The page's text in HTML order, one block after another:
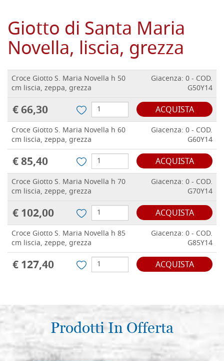
Giotto di Santa Maria
Novella, liscia, grezza
Croce Giotto S. Maria Novella h 50
cm liscia, zeppa, grezza
Giacenza: 0 - COD.
G50Y14
€ 66,30 ACQUISTA
Croce Giotto S. Maria Novella h 60
cm liscia, zeppa, grezza
Giacenza: 0 - COD.
G60Y14
€ 85,40 ACQUISTA
Croce Giotto S. Maria Novella h 70
cm liscia, zeppe, grezza
Giacenza: 0 - COD.
G70Y14
€ 102,00 ACQUISTA
Croce Giotto S. Maria Novella h 85
cm liscia, zeppe, grezza
Giacenza: 0 - COD.
G85Y14
€ 127,40 ACQUISTA
Prodotti In Offerta